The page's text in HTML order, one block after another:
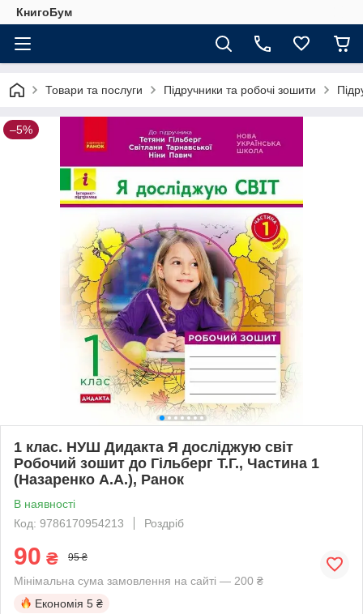
КнигоБум
Товари та послуги Підручники та робочі зошити
–5%
1 клас. НУШ Дидакта Я досліджую світ
Робочий зошит до Гільберг Т.Г., Частина 1
(Назаренко А.А.), Ранок
В наявності
Код: 9786170954213
Роздріб
90 ₴ 95 ₴
Мінімальна сума замовлення на сайті — 200 ₴
Економія 5 ₴